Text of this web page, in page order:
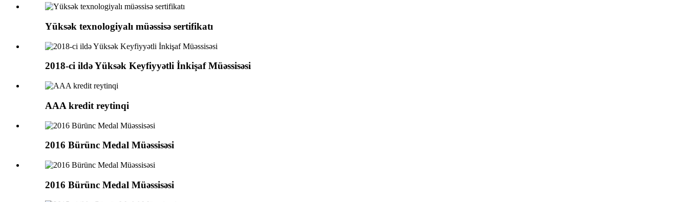
Yüksək texnologiyalı müəssisə sertifikatı
2018-ci ildə Yüksək Keyfiyyətli İnkişaf Müəssisəsi
AAA kredit reytinqi
2016 Bürünc Medal Müəssisəsi
2016 Bürünc Medal Müəssisəsi